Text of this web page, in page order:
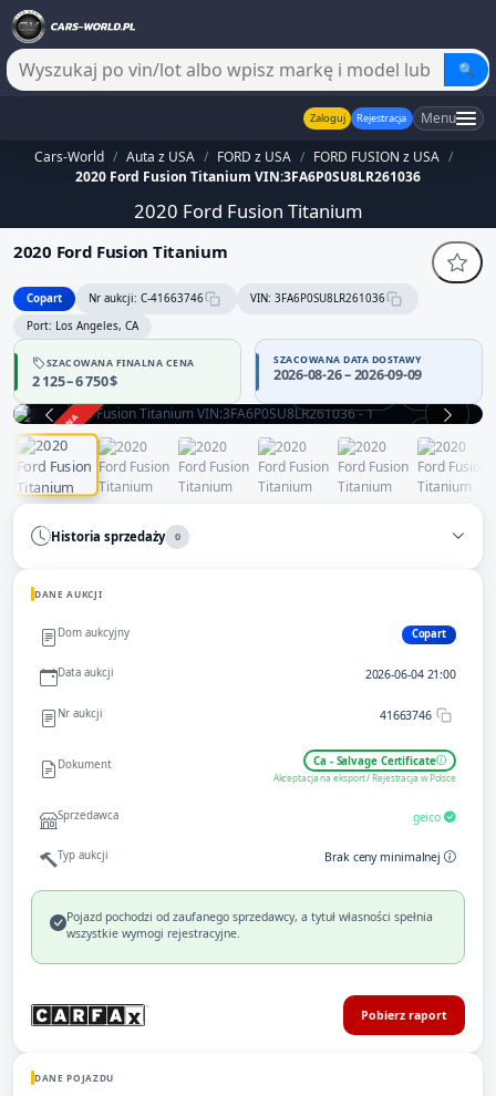
🔍
Zaloguj Rejestracja Menu
Cars-World / Auta z USA / FORD z USA / FORD FUSION z USA /
2020 Ford Fusion Titanium VIN:3FA6P0SU8LR261036
2020 Ford Fusion Titanium
2020 Ford Fusion Titanium
Copart Nr aukcji: C-41663746
VIN: 3FA6P0SU8LR261036
Port: Los Angeles, CA
SZACOWANA FINALNA CENA
2 125 – 6 750 $
SZACOWANA DATA DOSTAWY
2026-08-26 – 2026-09-09
ZAKOŃCZONA
Historia sprzedaży 0
DANE AUKCJI
Dom aukcyjny Copart
Data aukcji 2026-06-04 21:00
Nr aukcji 41663746
Dokument Ca - Salvage Certificate
Akceptacja na eksport / Rejestracja w Polsce
Sprzedawca geico
Typ aukcji Brak ceny minimalnej
Pojazd pochodzi od zaufanego sprzedawcy, a tytuł własności spełnia
wszystkie wymogi rejestracyjne.
Pobierz raport
DANE POJAZDU